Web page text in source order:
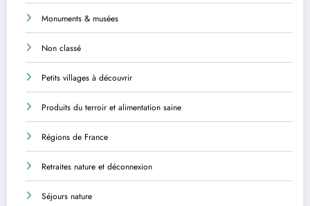
Monuments & musées
Non classé
Petits villages à découvrir
Produits du terroir et alimentation saine
Régions de France
Retraites nature et déconnexion
Séjours nature